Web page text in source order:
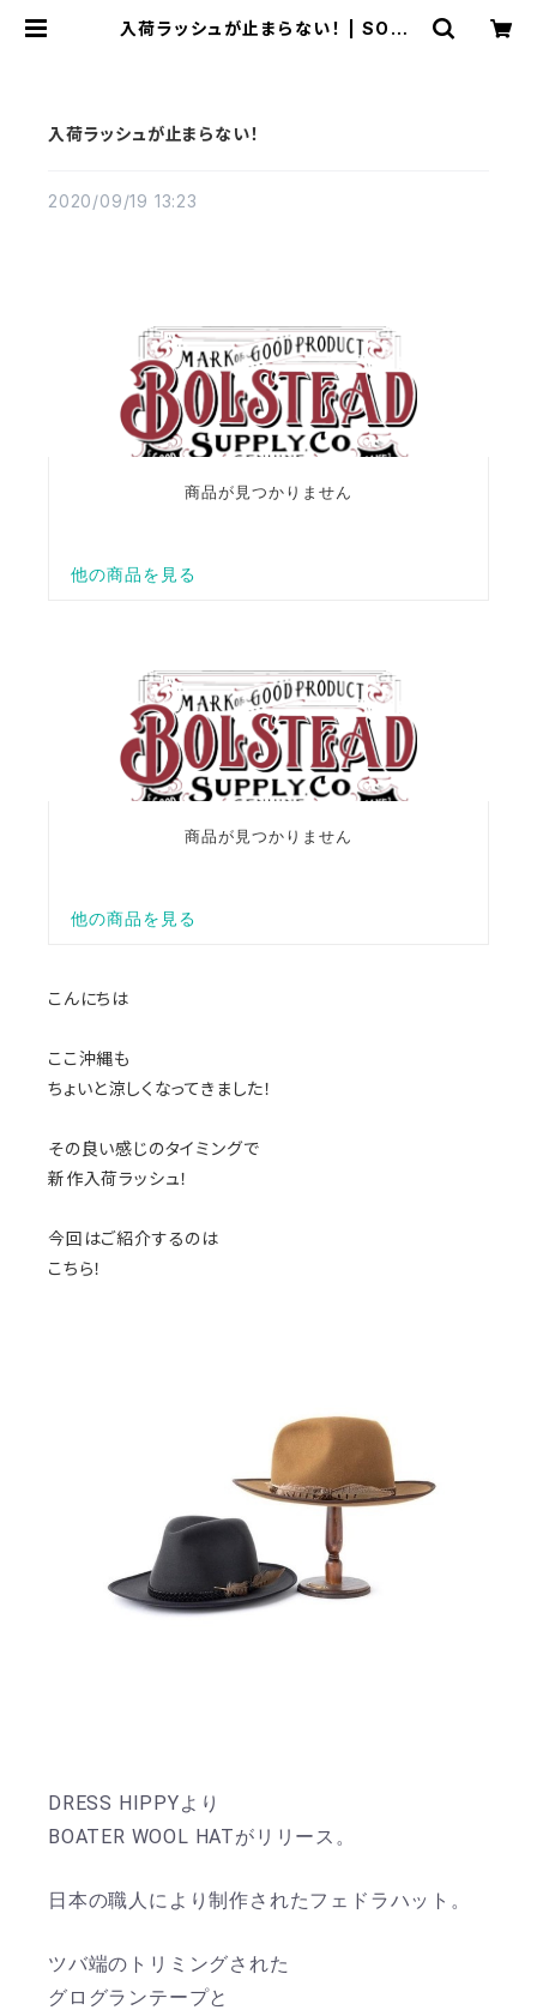
入荷ラッシュが止まらない！ | SOUT
入荷ラッシュが止まらない！
2020/09/19 13:23
こんにちは
ここ沖縄も
ちょいと涼しくなってきました！
その良い感じのタイミングで
新作入荷ラッシュ！
今回はご紹介するのは
こちら！
DRESS HIPPYより
BOATER WOOL HATがリリース。
日本の職人により制作されたフェドラハット。
ツバ端のトリミングされた
グログランテープと